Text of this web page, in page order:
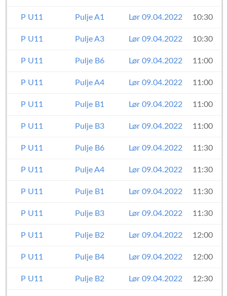
P U11 Pulje A1 Lør 09.04.2022 10:30
P U11 Pulje A3 Lør 09.04.2022 10:30
P U11 Pulje B6 Lør 09.04.2022 11:00
P U11 Pulje A4 Lør 09.04.2022 11:00
P U11 Pulje B1 Lør 09.04.2022 11:00
P U11 Pulje B3 Lør 09.04.2022 11:00
P U11 Pulje B6 Lør 09.04.2022 11:30
P U11 Pulje A4 Lør 09.04.2022 11:30
P U11 Pulje B1 Lør 09.04.2022 11:30
P U11 Pulje B3 Lør 09.04.2022 11:30
P U11 Pulje B2 Lør 09.04.2022 12:00
P U11 Pulje B4 Lør 09.04.2022 12:00
P U11 Pulje B2 Lør 09.04.2022 12:30